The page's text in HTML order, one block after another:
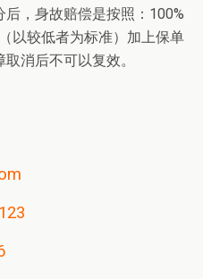
，身故赔偿是按照：100%
以较低者为标准）加上保单
消后不可以复效。